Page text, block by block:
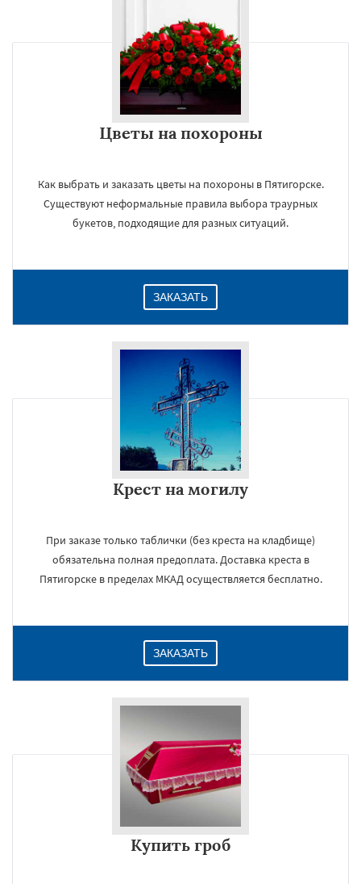
Цветы на похороны
Как выбрать и заказать цветы на похороны в Пятигорске.
Существуют неформальные правила выбора траурных
букетов, подходящие для разных ситуаций.
ЗАКАЗАТЬ
Крест на могилу
При заказе только таблички (без креста на кладбище)
обязательна полная предоплата. Доставка креста в
Пятигорске в пределах МКАД осуществляется бесплатно.
ЗАКАЗАТЬ
Купить гроб